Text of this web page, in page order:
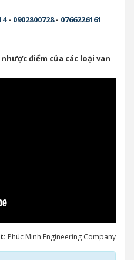
- 0902800728- 0766226161
điểm của các loại van
Phúc Minh Engineering Company